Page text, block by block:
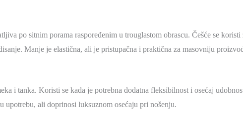
po sitnim porama raspoređenim u trouglastom obrascu. Češće se
Manje je elastična, ali je pristupačna i praktična za masovniju
i tanka. Koristi se kada je potrebna dodatna fleksibilnost i osećaj
upotrebu, ali doprinosi luksuznom osećaju pri nošenju.